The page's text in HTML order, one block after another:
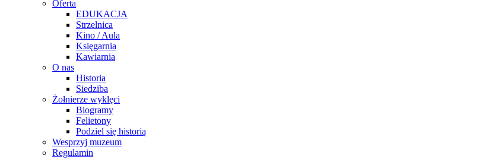
Oferta
EDUKACJA
Strzelnica
Kino / Aula
Księgarnia
Kawiarnia
O nas
Historia
Siedziba
Żołnierze wyklęci
Biogramy
Felietony
Podziel się historią
Wesprzyj muzeum
Regulamin